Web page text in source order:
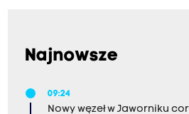
Najnowsze
09:24
Nowy węzeł w Jaworniku